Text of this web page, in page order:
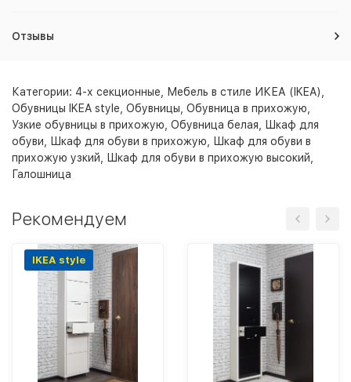
Отзывы
Категории: 4-х секционные Мебель в стиле ИКЕА (IKEA)
Обувницы IKEA style Обувницы Обувница в прихожую
Узкие обувницы в прихожую Обувница белая
Шкаф для
обуви
Шкаф для обуви в прихожую
Шкаф для обуви в
прихожую узкий
Шкаф для обуви в прихожую высокий
Галошница
Рекомендуем
IKEA style